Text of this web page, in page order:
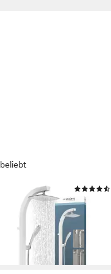
MADAGASKAR
UVP 139,99 €
Werktagen bei dir